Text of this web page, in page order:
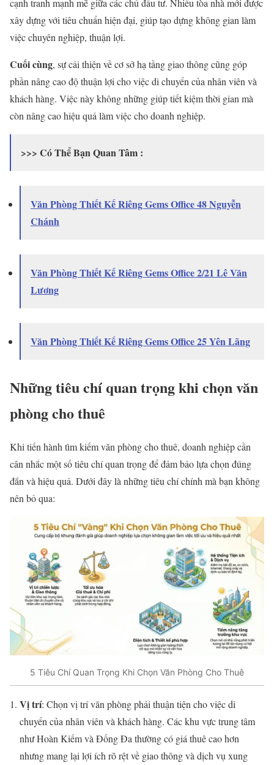
cạnh tranh mạnh mẽ giữa các chủ đầu tư. Nhiều tòa nhà mới được
xây dựng với tiêu chuẩn hiện đại, giúp tạo dựng không gian làm
việc chuyên nghiệp, thuận lợi.
Cuối cùng, sự cải thiện về cơ sở hạ tầng giao thông cũng góp
phần nâng cao độ thuận lợi cho việc di chuyển của nhân viên và
khách hàng. Việc này không những giúp tiết kiệm thời gian mà
còn nâng cao hiệu quả làm việc cho doanh nghiệp.
>>> Có Thể Bạn Quan Tâm :
Văn Phòng Thiết Kế Riêng Gems Office 48 Nguyễn
Chánh
Văn Phòng Thiết Kế Riêng Gems Office 2/21 Lê Văn
Lương
Văn Phòng Thiết Kế Riêng Gems Office 25 Yên Lãng
Những tiêu chí quan trọng khi chọn văn
phòng cho thuê
Khi tiến hành tìm kiếm văn phòng cho thuê, doanh nghiệp cần
cân nhắc một số tiêu chí quan trọng để đảm bảo lựa chọn đúng
đắn và hiệu quả. Dưới đây là những tiêu chí chính mà bạn không
nên bỏ qua:
5 Tiêu Chí Quan Trọng Khi Chọn Văn Phòng Cho Thuê
Vị trí: Chọn vị trí văn phòng phải thuận tiện cho việc di
chuyển của nhân viên và khách hàng. Các khu vực trung tâm
như Hoàn Kiếm và Đống Đa thường có giá thuê cao hơn
nhưng mang lại lợi ích rõ rệt về giao thông và dịch vụ xung